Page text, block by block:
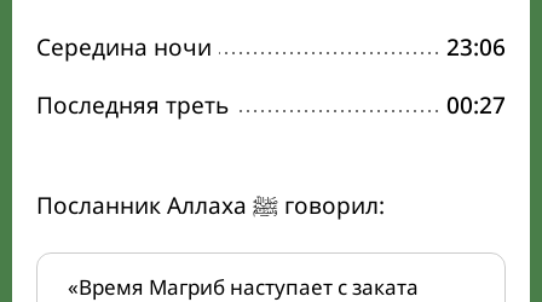
Середина ночи
23:06
Последняя треть
00:27
Посланник Аллаха ﷺ говорил:
«Время Магриб наступает с заката